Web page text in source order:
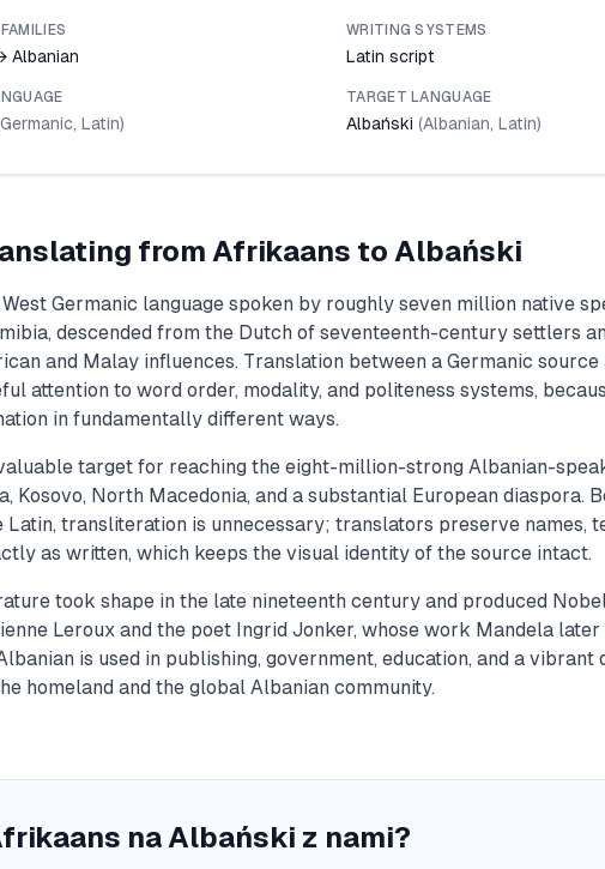
Albanian
WRITING SYSTEMS
Latin script
Germanic, Latin)
TARGET LANGUAGE
Albański (Albanian, Latin)
from Afrikaans to Albański
Germanic language spoken by roughly seven million native
descended from the Dutch of seventeenth-century settlers
and Malay influences. Translation between a Germanic
attention to word order, modality, and politeness systems,
in fundamentally different ways.
target for reaching the eight-million-strong Albanian-
Kosovo, North Macedonia, and a substantial European diaspora.
Latin, transliteration is unnecessary; translators preserve names,
as written, which keeps the visual identity of the source intact.
took shape in the late nineteenth century and produced
Leroux and the poet Ingrid Jonker, whose work Mandela later
is used in publishing, government, education, and a vibrant
homeland and the global Albanian community.
na Albański z nami?